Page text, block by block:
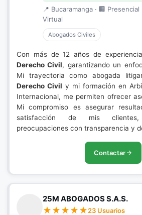
📍 Bucaramanga · 🏢 Presencial
Virtual
Abogados Civiles
Con más de 12 años de
Derecho Civil, garantizando un
Mi trayectoria como abogada
Derecho Civil y mi formación en
Internacional, me permiten ofrecer
Mi compromiso es asegurar
satisfacción de mis
preocupaciones con transparencia y
Contactar
25M ABOGADOS S.A.S.
23 Usuarios